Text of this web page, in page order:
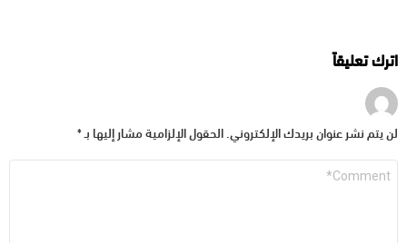
اترك تعليقاً
لن يتم نشر عنوان بريدك الإلكتروني. الحقول الإلزامية مشار إليها بـ *
التعليق